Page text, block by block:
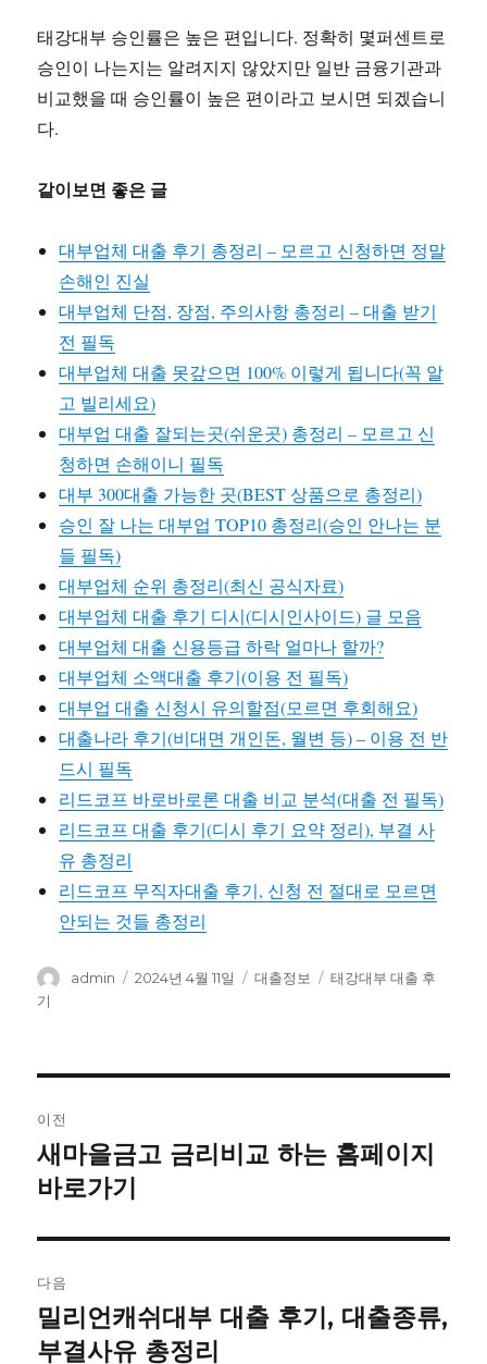
태강대부 승인률은 높은 편입니다. 정확히 몇퍼센트로
승인이 나는지는 알려지지 않았지만 일반 금융기관과
비교했을 때 승인률이 높은 편이라고 보시면 되겠습니
다.
같이보면 좋은 글
대부업체 대출 후기 총정리 – 모르고 신청하면 정말
손해인 진실
대부업체 단점, 장점, 주의사항 총정리 – 대출 받기
전 필독
대부업체 대출 못갚으면 100% 이렇게 됩니다(꼭 알
고 빌리세요)
대부업 대출 잘되는곳(쉬운곳) 총정리 – 모르고 신
청하면 손해이니 필독
대부 300대출 가능한 곳(BEST 상품으로 총정리)
승인 잘 나는 대부업 TOP10 총정리(승인 안나는 분
들 필독)
대부업체 순위 총정리(최신 공식자료)
대부업체 대출 후기 디시(디시인사이드) 글 모음
대부업체 대출 신용등급 하락 얼마나 할까?
대부업체 소액대출 후기(이용 전 필독)
대부업 대출 신청시 유의할점(모르면 후회해요)
대출나라 후기(비대면 개인돈, 월변 등) – 이용 전 반
드시 필독
리드코프 바로바로론 대출 비교 분석(대출 전 필독)
리드코프 대출 후기(디시 후기 요약 정리), 부결 사
유 총정리
리드코프 무직자대출 후기, 신청 전 절대로 모르면
안되는 것들 총정리
글
admin
작
2024년 4월 11일
카
대출정보
태
태강대부 대출 후
기
내
비
게
이
션
이전
이
전
새마을금고 금리비교 하는 홈페이지
바로가기
다음
다
음
밀리언캐쉬대부 대출 후기, 대출종류,
부결사유 총정리